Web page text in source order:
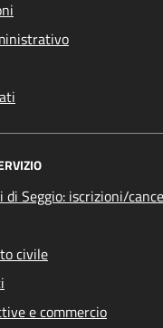
Seggio: iscrizioni/
civile
e commercio